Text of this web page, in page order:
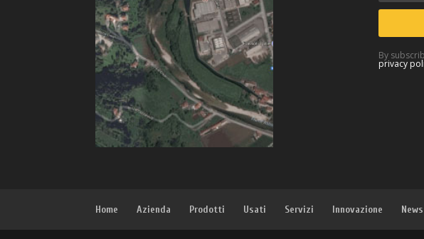
By
privacy
Home Azienda Prodotti Usati Servizi Innovazione